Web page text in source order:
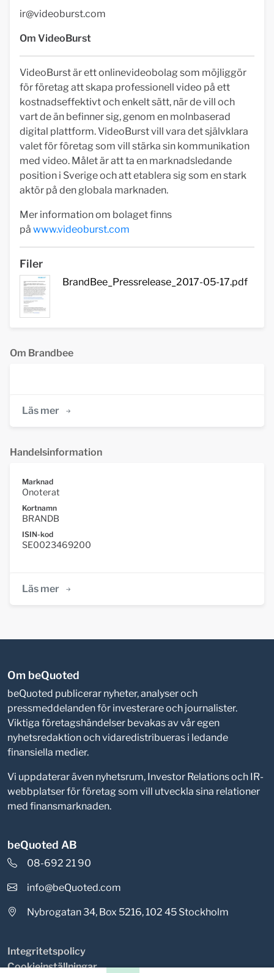
ir@videoburst.com
Om VideoBurst
VideoBurst är ett onlinevideobolag som möjliggör
för företag att skapa professionell video på ett
kostnadseffektivt och enkelt sätt, när de vill och
vart de än befinner sig, genom en molnbaserad
digital plattform. VideoBurst vill vara det självklara
valet för företag som vill stärka sin kommunikation
med video. Målet är att ta en marknadsledande
position i Sverige och att etablera sig som en stark
aktör på den globala marknaden.
Mer information om bolaget finns
på www.videoburst.com
Filer
BrandBee_Pressrelease_2017-05-17.pdf
Om Brandbee
Läs mer
Handelsinformation
Marknad
Onoterat
Kortnamn
BRANDB
ISIN-kod
SE0023469200
Läs mer
Om beQuoted
beQuoted publicerar nyheter, analyser och
pressmeddelanden för investerare och journalister.
Viktiga företagshändelser bevakas av vår egen
nyhetsredaktion och vidaredistribueras i ledande
finansiella medier.
Vi uppdaterar även nyhetsrum, Investor Relations och IR-
webbplatser för företag som vill utveckla sina relationer
med finansmarknaden.
beQuoted AB
08-692 21 90
info@beQuoted.com
Nybrogatan 34, Box 5216, 102 45 Stockholm
Integritetspolicy
Cookieinställningar